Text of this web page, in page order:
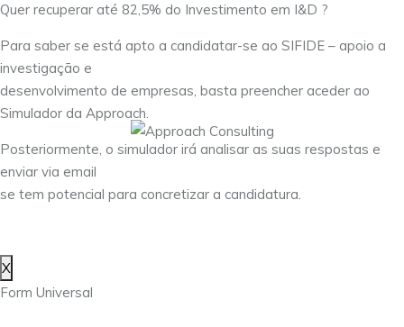
Quer recuperar até 82,5% do Investimento em I&D ?
Para saber se está apto a candidatar-se ao SIFIDE – apoio a
investigação e
desenvolvimento de empresas, basta preencher aceder ao
Simulador da Approach.
Posteriormente, o simulador irá analisar as suas respostas e
enviar via email
se tem potencial para concretizar a candidatura.
X
Form Universal